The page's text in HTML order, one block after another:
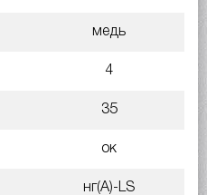
медь
4
35
ок
нг(A)-LS